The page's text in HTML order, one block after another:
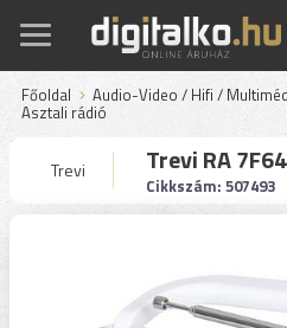
Főoldal Audio-Video / Hifi /
Asztali rádió
Trevi Trevi RA
Cikkszám: 507493